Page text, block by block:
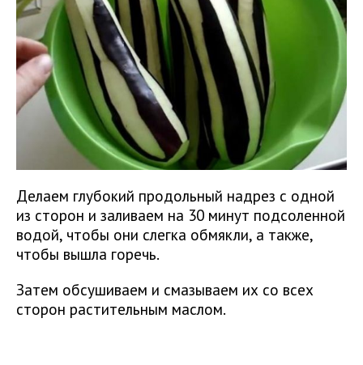
Делаем глубокий продольный надрез с одной
из сторон и заливаем на 30 минут подсоленной
водой, чтобы они слегка обмякли, а также,
чтобы вышла горечь.
Затем обсушиваем и смазываем их со всех
сторон растительным маслом.